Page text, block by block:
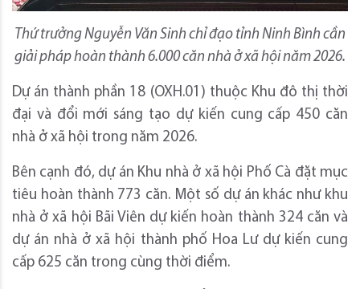
Thứ trưởng Nguyễn Văn Sinh chỉ đạo tỉnh Ninh Bình cần
giải pháp hoàn thành 6.000 căn nhà ở xã hội năm 2026.
Dự án thành phần 18 (OXH.01) thuộc Khu đô thị thời
đại và đổi mới sáng tạo dự kiến cung cấp 450 căn
nhà ở xã hội trong năm 2026.
Bên cạnh đó, dự án Khu nhà ở xã hội Phố Cà đặt mục
tiêu hoàn thành 773 căn. Một số dự án khác như khu
nhà ở xã hội Bãi Viên dự kiến hoàn thành 324 căn và
dự án nhà ở xã hội thành phố Hoa Lư dự kiến cung
cấp 625 căn trong cùng thời điểm.